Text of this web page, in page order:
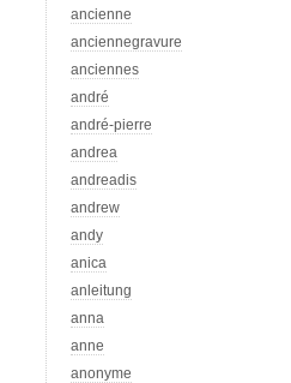
ancienne
anciennegravure
anciennes
andré
andré-pierre
andrea
andreadis
andrew
andy
anica
anleitung
anna
anne
anonyme